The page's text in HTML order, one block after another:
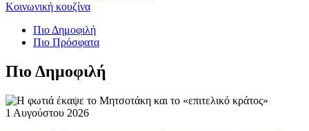
Κοινωνική κουζίνα
Πιο Δημοφιλή
Πιο Πρόσφατα
Πιο Δημοφιλή
1 Αυγούστου 2026